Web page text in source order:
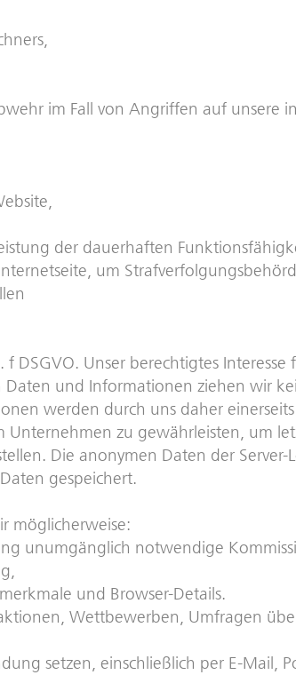
im Fall von Angriffen auf unsere
der dauerhaften
um
DSGVO. Unser berechtigtes
und Informationen ziehen wir
werden durch uns daher
zu gewährleisten, um
Die anonymen Daten der
gespeichert.
möglicherweise:
unumgänglich notwendige
und Browser-Details.
Wettbewerben, Umfragen
setzen, einschließlich per E-Mail,